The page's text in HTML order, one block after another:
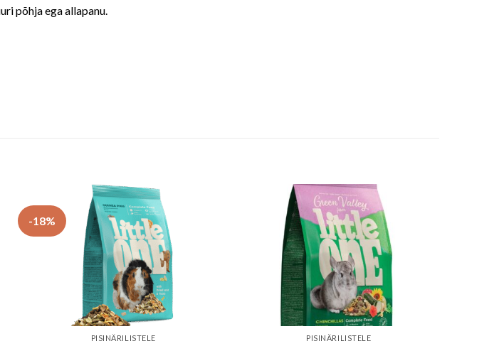
põhja ega allapanu.
-18%
PISINÄRILISTELE PISINÄRILISTELE